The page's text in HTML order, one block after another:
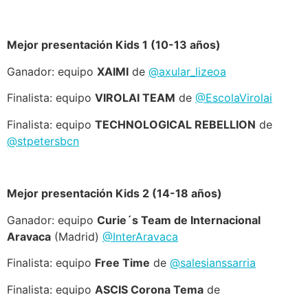
Mejor presentación Kids 1 (10-13 años)
Ganador: equipo XAIMI de @axular_lizeoa
Finalista: equipo VIROLAI TEAM de @EscolaVirolai
Finalista: equipo TECHNOLOGICAL REBELLION de
@stpetersbcn
Mejor presentación Kids 2 (14-18 años)
Ganador: equipo Curie´s Team de Internacional
Aravaca (Madrid) @InterAravaca
Finalista: equipo Free Time de @salesianssarria
Finalista: equipo ASCIS Corona Tema de